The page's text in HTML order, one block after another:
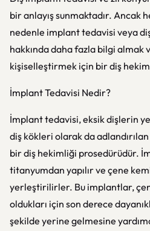
bir anlayış sunmaktadır. Ancak
nedenle implant tedavisi veya
hakkında daha fazla bilgi almak
kişiselleştirmek için bir diş
İmplant Tedavisi Nedir?
İmplant tedavisi, eksik dişlerin
diş kökleri olarak da adlandırılan
bir diş hekimliği prosedürüdür.
titanyumdan yapılır ve çene
yerleştirilirler. Bu implantlar,
oldukları için son derece
şekilde yerine gelmesine